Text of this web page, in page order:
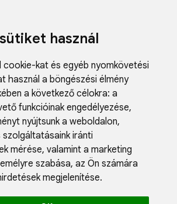
használ
cookie-kat és egyéb nyomkövetési
használ a böngészési élmény
a következő célokra: a
funkcióinak engedélyezése,
nyújtsunk a weboldalon,
szolgáltatásaink iránti
mérése, valamint a marketing
szabása, az Ön számára
megjelenítése.
Blog